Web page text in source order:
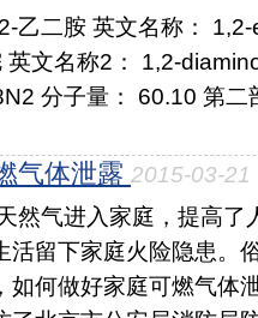
乙二胺 英文名称：
英文名称2： 1,2-
分子量： 60.10 第二
气体泄露 2015-03-21
然气进入家庭，提高了
活留下家庭火险隐患。
如何做好家庭可燃气体